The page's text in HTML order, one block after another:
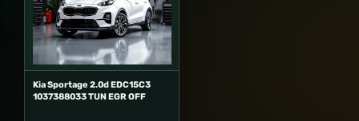
Kia Sportage 2.0d EDC15C3
1037388033 TUN EGR OFF